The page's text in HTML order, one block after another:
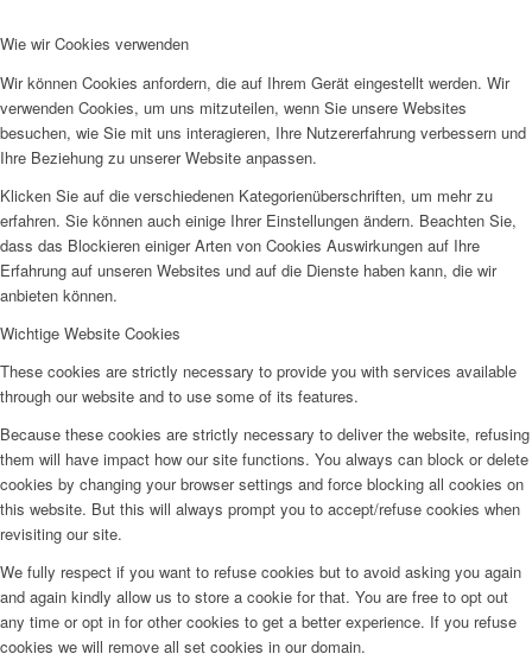
Wie wir Cookies verwenden
Wir können Cookies anfordern, die auf Ihrem Gerät eingestellt werden. Wir
verwenden Cookies, um uns mitzuteilen, wenn Sie unsere Websites
besuchen, wie Sie mit uns interagieren, Ihre Nutzererfahrung verbessern und
Ihre Beziehung zu unserer Website anpassen.
Klicken Sie auf die verschiedenen Kategorienüberschriften, um mehr zu
erfahren. Sie können auch einige Ihrer Einstellungen ändern. Beachten Sie,
dass das Blockieren einiger Arten von Cookies Auswirkungen auf Ihre
Erfahrung auf unseren Websites und auf die Dienste haben kann, die wir
anbieten können.
Wichtige Website Cookies
These cookies are strictly necessary to provide you with services available
through our website and to use some of its features.
Because these cookies are strictly necessary to deliver the website, refusing
them will have impact how our site functions. You always can block or delete
cookies by changing your browser settings and force blocking all cookies on
this website. But this will always prompt you to accept/refuse cookies when
revisiting our site.
We fully respect if you want to refuse cookies but to avoid asking you again
and again kindly allow us to store a cookie for that. You are free to opt out
any time or opt in for other cookies to get a better experience. If you refuse
cookies we will remove all set cookies in our domain.